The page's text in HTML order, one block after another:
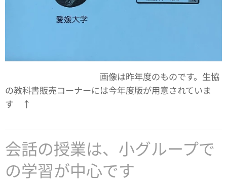
画像は昨年度のものです。生協
の教科書販売コーナーには今年度版が用意されていま
す ↑
会話の授業は、小グループで
の学習が中心です